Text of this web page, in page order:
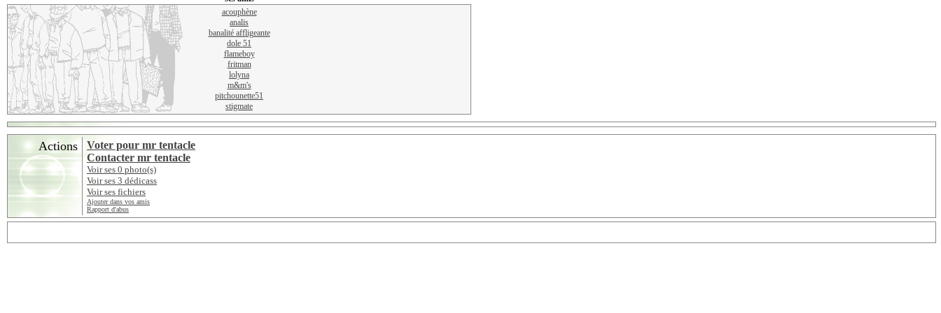
acouphène
analis
banalité affligeante
dole 51
flameboy
fritman
lolyna
m&m's
pitchounette51
stigmate
Actions
Voter pour mr tentacle
Contacter mr tentacle
Voir ses 0 photo(s)
Voir ses 3 dédicass
Voir ses fichiers
Ajouter dans vos amis
Rapport d'abus